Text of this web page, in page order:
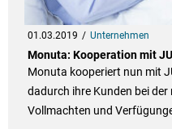
01.03.2019 Unternehmen
Monuta: Kooperation mit
Monuta kooperiert nun mit
dadurch ihre Kunden bei
Vollmachten und